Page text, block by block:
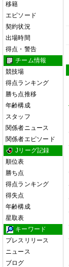
移籍
エピソード
契約状況
出場時間
得点・警告
チーム情報
競技場
得点ランキング
勝ち点推移
年齢構成
スタッフ
関係者ニュース
関係者エピソード
Jリーグ記録
順位表
勝ち点
得点ランキング
得失点
年齢構成
星取表
キーワード
プレスリリース
ニュース
ブログ